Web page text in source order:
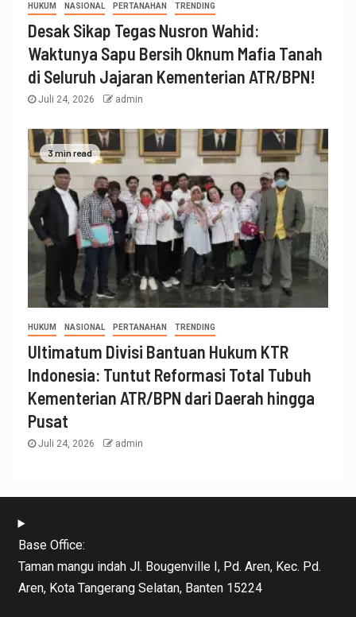
HUKUM NASIONAL PERTANAHAN TRENDING
Desak Sikap Tegas Nusron Wahid:
Waktunya Sapu Bersih Oknum Mafia Tanah
di Seluruh Jajaran Kementerian ATR/BPN!
Juli 24, 2026 admin
3 min read
HUKUM NASIONAL PERTANAHAN TRENDING
Ultimatum Divisi Bantuan Hukum KTR
Indonesia: Tuntut Reformasi Total Tubuh
Kementerian ATR/BPN dari Daerah hingga
Pusat
Juli 24, 2026 admin
Base Office:
Taman mangu indah Jl. Bougenville I, Pd. Aren, Kec. Pd.
Aren, Kota Tangerang Selatan, Banten 15224